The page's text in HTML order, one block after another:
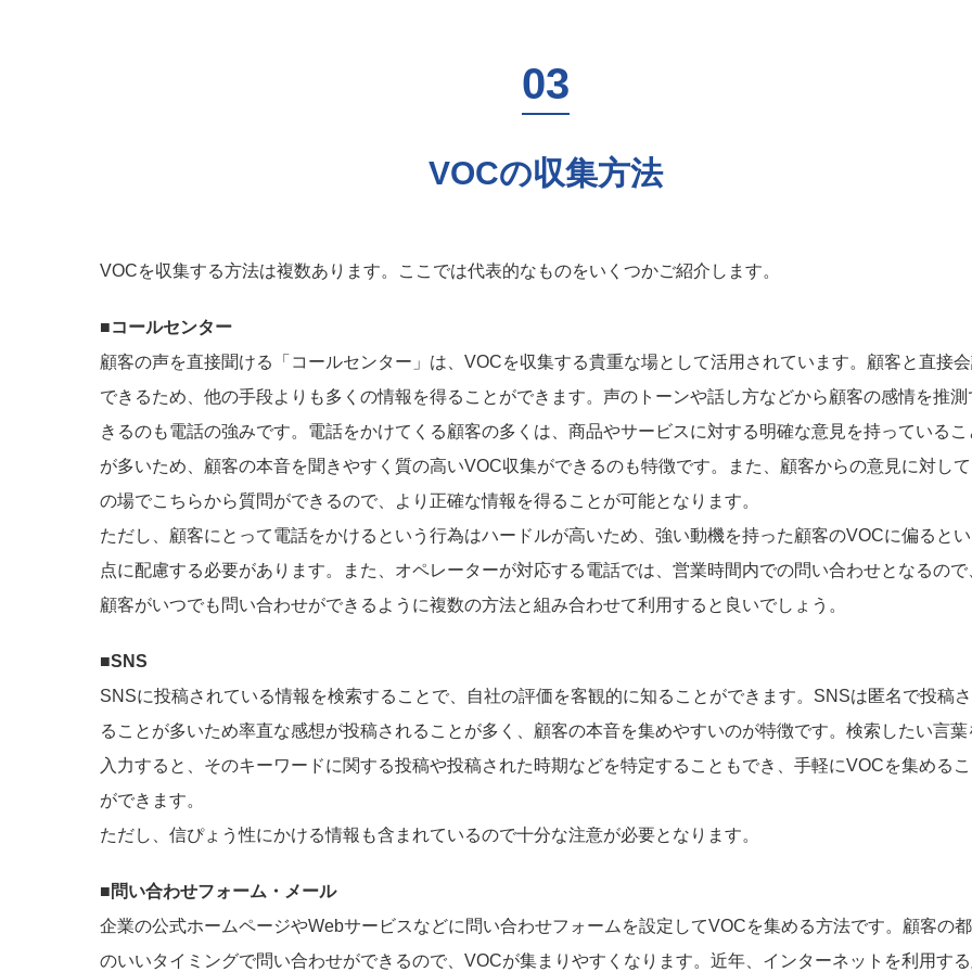
VOCの収集方法
VOCを収集する方法は複数あります。ここでは代表的なものをいくつかご紹介します。
■コールセンター
顧客の声を直接聞ける「コールセンター」は、VOCを収集する貴重な場として活用されています。顧客と直接
できるため、他の手段よりも多くの情報を得ることができます。声のトーンや話し方などから顧客の感情を推測
きるのも電話の強みです。電話をかけてくる顧客の多くは、商品やサービスに対する明確な意見を持っているこ
が多いため、顧客の本音を聞きやすく質の高いVOC収集ができるのも特徴です。また、顧客からの意見に対し
の場でこちらから質問ができるので、より正確な情報を得ることが可能となります。
ただし、顧客にとって電話をかけるという行為はハードルが高いため、強い動機を持った顧客のVOCに偏るとい
点に配慮する必要があります。また、オペレーターが対応する電話では、営業時間内での問い合わせとなるので
顧客がいつでも問い合わせができるように複数の方法と組み合わせて利用すると良いでしょう。
■SNS
SNSに投稿されている情報を検索することで、自社の評価を客観的に知ることができます。SNSは匿名で投稿
ることが多いため率直な感想が投稿されることが多く、顧客の本音を集めやすいのが特徴です。検索したい言葉
入力すると、そのキーワードに関する投稿や投稿された時期などを特定することもでき、手軽にVOCを集めるこ
ができます。
ただし、信ぴょう性にかける情報も含まれているので十分な注意が必要となります。
■問い合わせフォーム・メール
企業の公式ホームページやWebサービスなどに問い合わせフォームを設定してVOCを集める方法です。顧客の
のいいタイミングで問い合わせができるので、VOCが集まりやすくなります。近年、インターネットを利用す